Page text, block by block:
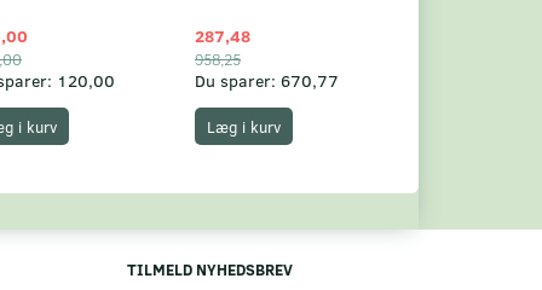
120,00
i kurv
287,48
958,25
Du sparer: 670,77
Læg i kurv
TILMELD NYHEDSBREV